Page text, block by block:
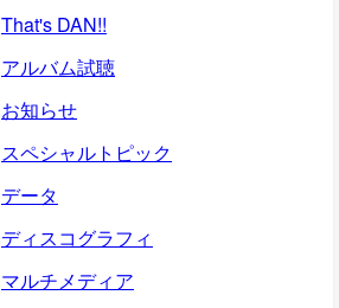
That's DAN!!
アルバム試聴
お知らせ
スペシャルトピック
データ
ディスコグラフィ
マルチメディア